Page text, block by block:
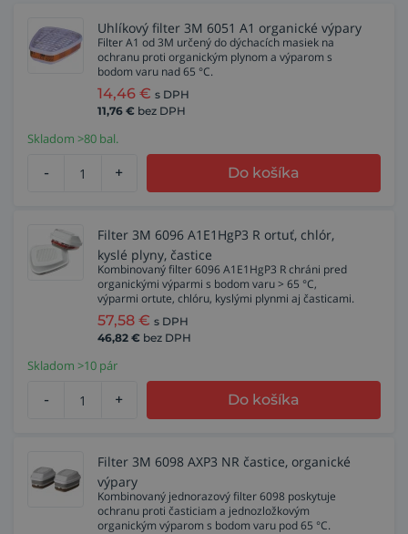
Uhlíkový filter 3M 6051 A1 organické výpary
Filter A1 od 3M určený do dýchacích masiek na
ochranu proti organickým plynom a výparom s
bodom varu nad 65 °C.
14,46 € s DPH
11,76 € bez DPH
Skladom >80 bal.
- + Do košíka
Filter 3M 6096 A1E1HgP3 R ortuť, chlór,
kyslé plyny, častice
Kombinovaný filter 6096 A1E1HgP3 R chráni pred
organickými výparmi s bodom varu > 65 °C,
výparmi ortute, chlóru, kyslými plynmi aj časticami.
57,58 € s DPH
46,82 € bez DPH
Skladom >10 pár
- + Do košíka
Filter 3M 6098 AXP3 NR častice, organické
výpary
Kombinovaný jednorazový filter 6098 poskytuje
ochranu proti časticiam a jednozložkovým
organickým výparom s bodom varu pod 65 °C.